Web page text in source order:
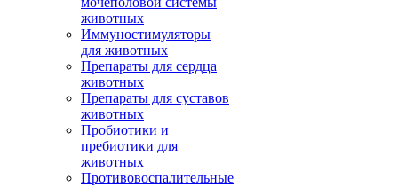
животных
Иммуностимуляторы
для животных
Препараты для сердца
животных
Препараты для суставов
животных
Пробиотики и
пребиотики для
животных
Противовоспалительные